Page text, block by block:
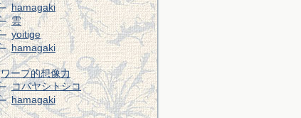
hamagaki
雲
yoitige
hamagaki
ワープ的想像力
コバヤシトシコ
hamagaki